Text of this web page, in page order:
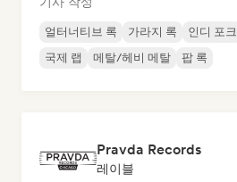
얼터너티브 록 가라지 록 인디 포크
국제 랩
메탈/헤비 메탈 팝 록
Pravda Records
레이블